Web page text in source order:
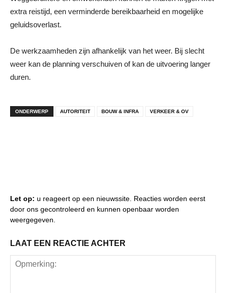
extra reistijd, een verminderde bereikbaarheid en mogelijke
geluidsoverlast.
De werkzaamheden zijn afhankelijk van het weer. Bij slecht
weer kan de planning verschuiven of kan de uitvoering langer
duren.
ONDERWERP AUTORITEIT BOUW & INFRA VERKEER & OV
Let op: u reageert op een nieuwssite. Reacties worden eerst
door ons gecontroleerd en kunnen openbaar worden
weergegeven.
LAAT EEN REACTIE ACHTER